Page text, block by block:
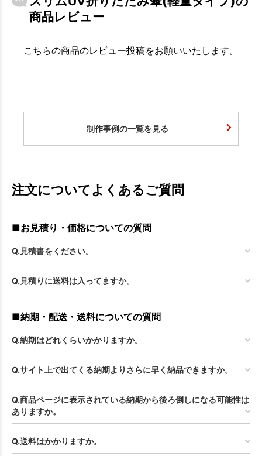
商品レビュー
こちらの商品のレビュー投稿をお願いいたします。
制作事例の一覧を見る
注文についてよくあるご質問
■お見積り・価格についての質問
Q.見積書をください。
Q.見積りに送料は入ってますか。
■納期・配送・送料についての質問
Q.納期はどれくらいかかりますか。
Q.サイト上で出てくる納期よりさらに早く納品できますか。
Q.商品ページに表示されている納期から後ろ倒しになる可能性は
ありますか。
Q.送料はかかりますか。